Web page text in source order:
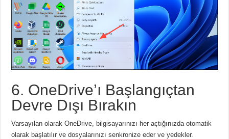
6. OneDrive’ı Başlangıçtan
Devre Dışı Bırakın
Varsayılan olarak OneDrive, bilgisayarınızı her açtığınızda otomatik
olarak başlatılır ve dosyalarınızı senkronize eder ve yedekler.